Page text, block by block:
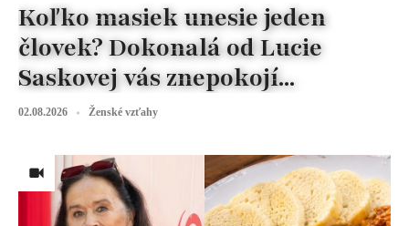
Koľko masiek unesie jeden
človek? Dokonalá od Lucie
Saskovej vás znepokojí...
02.08.2026 Ženské vzťahy